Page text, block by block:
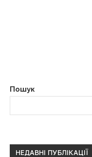
Пошук
НЕДАВНІ ПУБЛІКАЦІЇ